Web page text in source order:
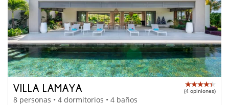
VILLA LAMAYA (4 opiniones)
8 personas • 4 dormitorios • 4 baños